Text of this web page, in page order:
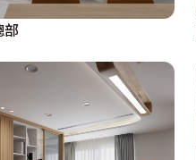
部